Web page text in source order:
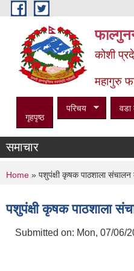
Skip to main content
कोशी
महागुरु
गृहपृष्ठ
परिचय वडा
समाचार
You are here
Home » पशुपंक्षी कृषक पाठशाला संचालन
पशुपंक्षी कृषक पाठशाला
Submitted on: Mon, 07/06/